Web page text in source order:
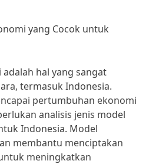
yang Cocok untuk
hal yang sangat
termasuk Indonesia.
pertumbuhan ekonomi
analisis jenis model
Indonesia. Model
membantu menciptakan
meningkatkan